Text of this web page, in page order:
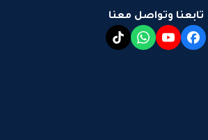
تابعنا وتواصل معنا